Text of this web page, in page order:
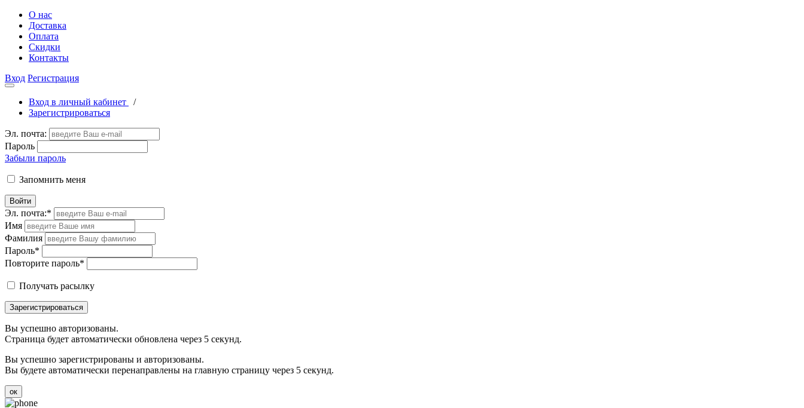
О нас
Доставка
Оплата
Скидки
Контакты
Вход Регистрация
Вход в личный кабинет
/
Зарегистрироваться
Эл. почта:
Пароль
Забыли пароль
Запомнить меня
Войти
Эл. почта:*
Имя
Фамилия
Пароль*
Повторите пароль*
Получать расылку
Зарегистрироваться
Вы успешно авторизованы.
Страница будет автоматически обновлена через 5 секунд.
Вы успешно зарегистрированы и авторизованы.
Вы будете автоматически перенаправлены на главную страницу через 5 секунд.
ок